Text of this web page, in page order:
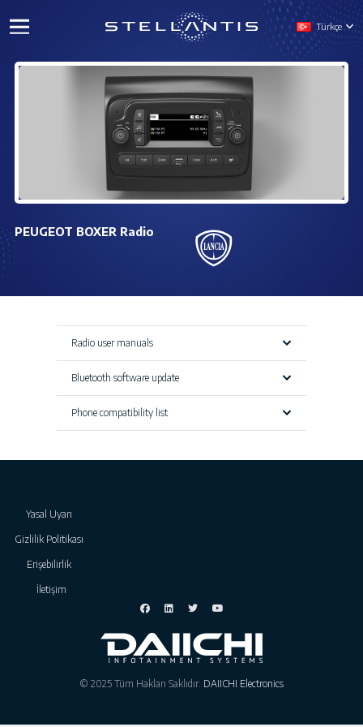
Türkçe
PEUGEOT BOXER Radio
Radio user manuals
Bluetooth software update
Phone compatibility list
Yasal Uyarı
Gizlilik Politikası
Erişebilirlik
İletişim
© 2025 Tüm Hakları Saklıdır. DAIICHI Electronics